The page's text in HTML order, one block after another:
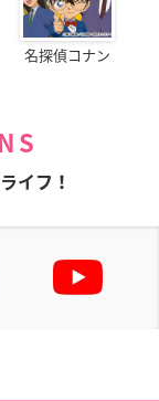
名探偵コナン
イフ！